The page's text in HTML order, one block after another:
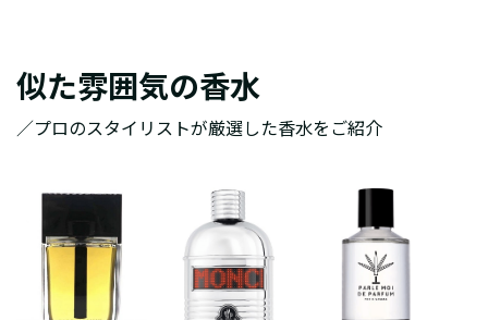
似た雰囲気の香水
／プロのスタイリストが厳選した香水をご紹介